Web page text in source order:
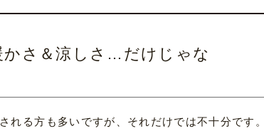
さ＆涼しさ…だけじゃな
れる方も多いですが、それだけでは不十分です。